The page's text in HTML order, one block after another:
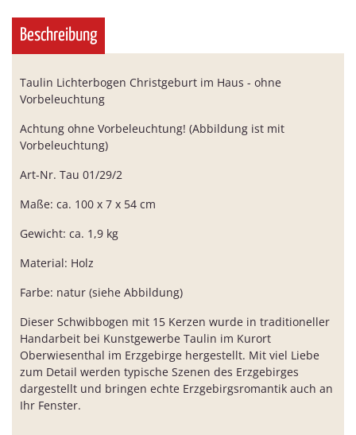
Beschreibung
Taulin Lichterbogen Christgeburt im Haus - ohne
Vorbeleuchtung
Achtung ohne Vorbeleuchtung! (Abbildung ist mit
Vorbeleuchtung)
Art-Nr. Tau 01/29/2
Maße: ca. 100 x 7 x 54 cm
Gewicht: ca. 1,9 kg
Material: Holz
Farbe: natur (siehe Abbildung)
Dieser Schwibbogen mit 15 Kerzen wurde in traditioneller
Handarbeit bei Kunstgewerbe Taulin im Kurort
Oberwiesenthal im Erzgebirge hergestellt. Mit viel Liebe
zum Detail werden typische Szenen des Erzgebirges
dargestellt und bringen echte Erzgebirgsromantik auch an
Ihr Fenster.